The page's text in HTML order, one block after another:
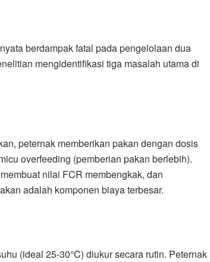
berdampak fatal pada pengelolaan dua
mengidentifikasi tiga masalah utama di
peternak memberikan pakan dengan dosis
overfeeding (pemberian pakan berlebih).
nilai FCR membengkak, dan
adalah komponen biaya terbesar.
(ideal 25-30°C) diukur secara rutin. Peternak